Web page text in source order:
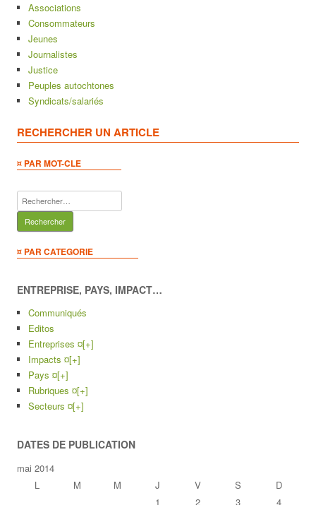
Associations
Consommateurs
Jeunes
Journalistes
Justice
Peuples autochtones
Syndicats/salariés
RECHERCHER UN ARTICLE
¤ PAR MOT-CLE
Rechercher :
¤ PAR CATEGORIE
ENTREPRISE, PAYS, IMPACT…
Communiqués
Editos
Entreprises ¤[+]
Impacts ¤[+]
Pays ¤[+]
Rubriques ¤[+]
Secteurs ¤[+]
DATES DE PUBLICATION
mai 2014
L
M M J V S
D
1
2 3 4